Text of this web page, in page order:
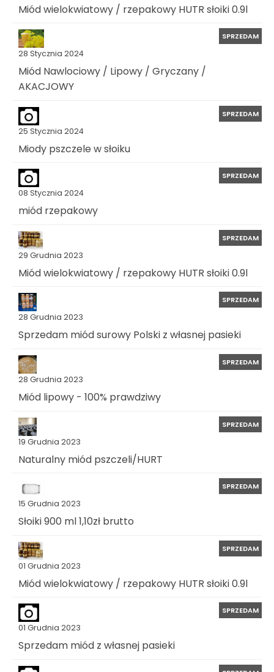
Miód wielokwiatowy / rzepakowy HUTR słoiki 0.9l
28 Stycznia 2024
SPRZEDAM
Miód Nawlociowy / Lipowy / Gryczany /
AKACJOWY
25 Stycznia 2024
SPRZEDAM
Miody pszczele w słoiku
08 Stycznia 2024
SPRZEDAM
miód rzepakowy
29 Grudnia 2023
SPRZEDAM
Miód wielokwiatowy / rzepakowy HUTR słoiki 0.9l
28 Grudnia 2023
SPRZEDAM
Sprzedam miód surowy Polski z własnej pasieki
28 Grudnia 2023
SPRZEDAM
Miód lipowy - 100% prawdziwy
19 Grudnia 2023
SPRZEDAM
Naturalny miód pszczeli/HURT
15 Grudnia 2023
SPRZEDAM
Słoiki 900 ml 1,10zł brutto
01 Grudnia 2023
SPRZEDAM
Miód wielokwiatowy / rzepakowy HUTR słoiki 0.9l
01 Grudnia 2023
SPRZEDAM
Sprzedam miód z własnej pasieki